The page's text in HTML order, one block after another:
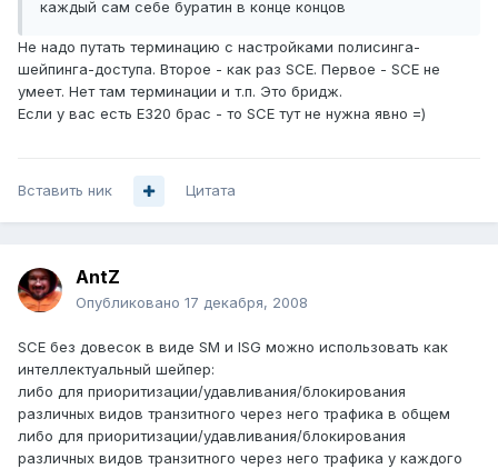
каждый сам себе буратин в конце концов
Не надо путать терминацию с настройками полисинга-
шейпинга-доступа. Второе - как раз SCE. Первое - SCE не
умеет. Нет там терминации и т.п. Это бридж.
Если у вас есть Е320 брас - то SCE тут не нужна явно =)
Вставить ник Цитата
AntZ
Опубликовано 17 декабря, 2008
SCE без довесок в виде SM и ISG можно использовать как
интеллектуальный шейпер:
либо для приоритизации/удавливания/блокирования
различных видов транзитного через него трафика в общем
либо для приоритизации/удавливания/блокирования
различных видов транзитного через него трафика у каждого